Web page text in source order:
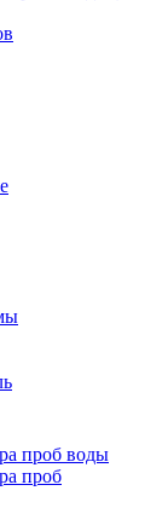
проб воды
проб